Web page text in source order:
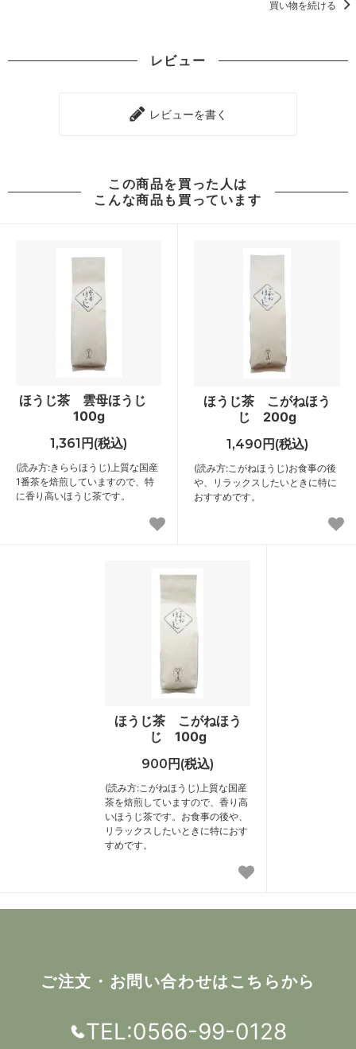
買い物を続ける
レビュー
レビューを書く
この商品を買った人は
こんな商品も買っています
ほうじ茶 雲母ほうじ
100g
1,361円(税込)
(読み方:きららほうじ)上質な国産
1番茶を焙煎していますので、特
に香り高いほうじ茶です。
ほうじ茶 こがねほう
じ 200g
1,490円(税込)
(読み方:こがねほうじ)お食事の後
や、リラックスしたいときに特に
おすすめです。
ほうじ茶 こがねほう
じ 100g
900円(税込)
(読み方:こがねほうじ)上質な国産
茶を焙煎していますので、香り高
いほうじ茶です。お食事の後や、
リラックスしたいときに特におす
すめです。
ご注文・お問い合わせはこちらから
TEL:0566-99-0128